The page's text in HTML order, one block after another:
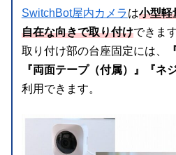
SwitchBot屋内カメラは小型軽
自在な向きで取り付けできます
取り付け部の台座固定には、
『両面テープ（付属）』『ネ
利用できます。